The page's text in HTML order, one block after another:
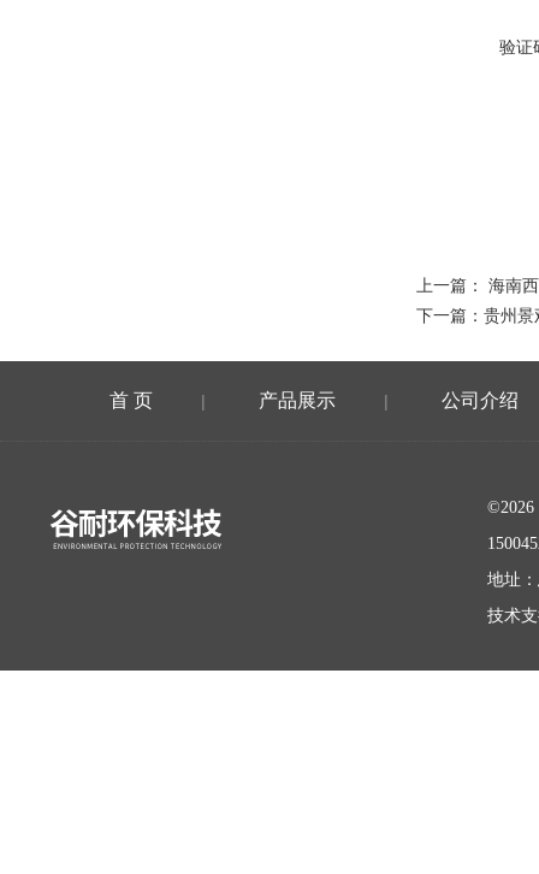
验证
上一篇： 海南
下一篇： 贵州景
首 页 | 产品展示 | 公司介绍
©2026
地址
技术